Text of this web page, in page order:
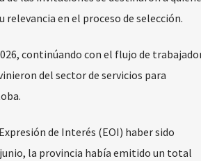
en el proceso de selección.
continúando con el flujo de
del sector de servicios para
de Interés (EOI) haber sido
la provincia había emitido un total